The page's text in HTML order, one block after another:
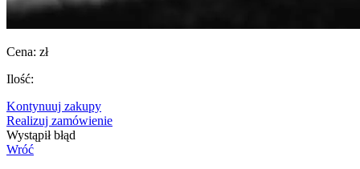
Cena: zł
Ilość:
Kontynuuj zakupy
Realizuj zamówienie
Wystąpił błąd
Wróć